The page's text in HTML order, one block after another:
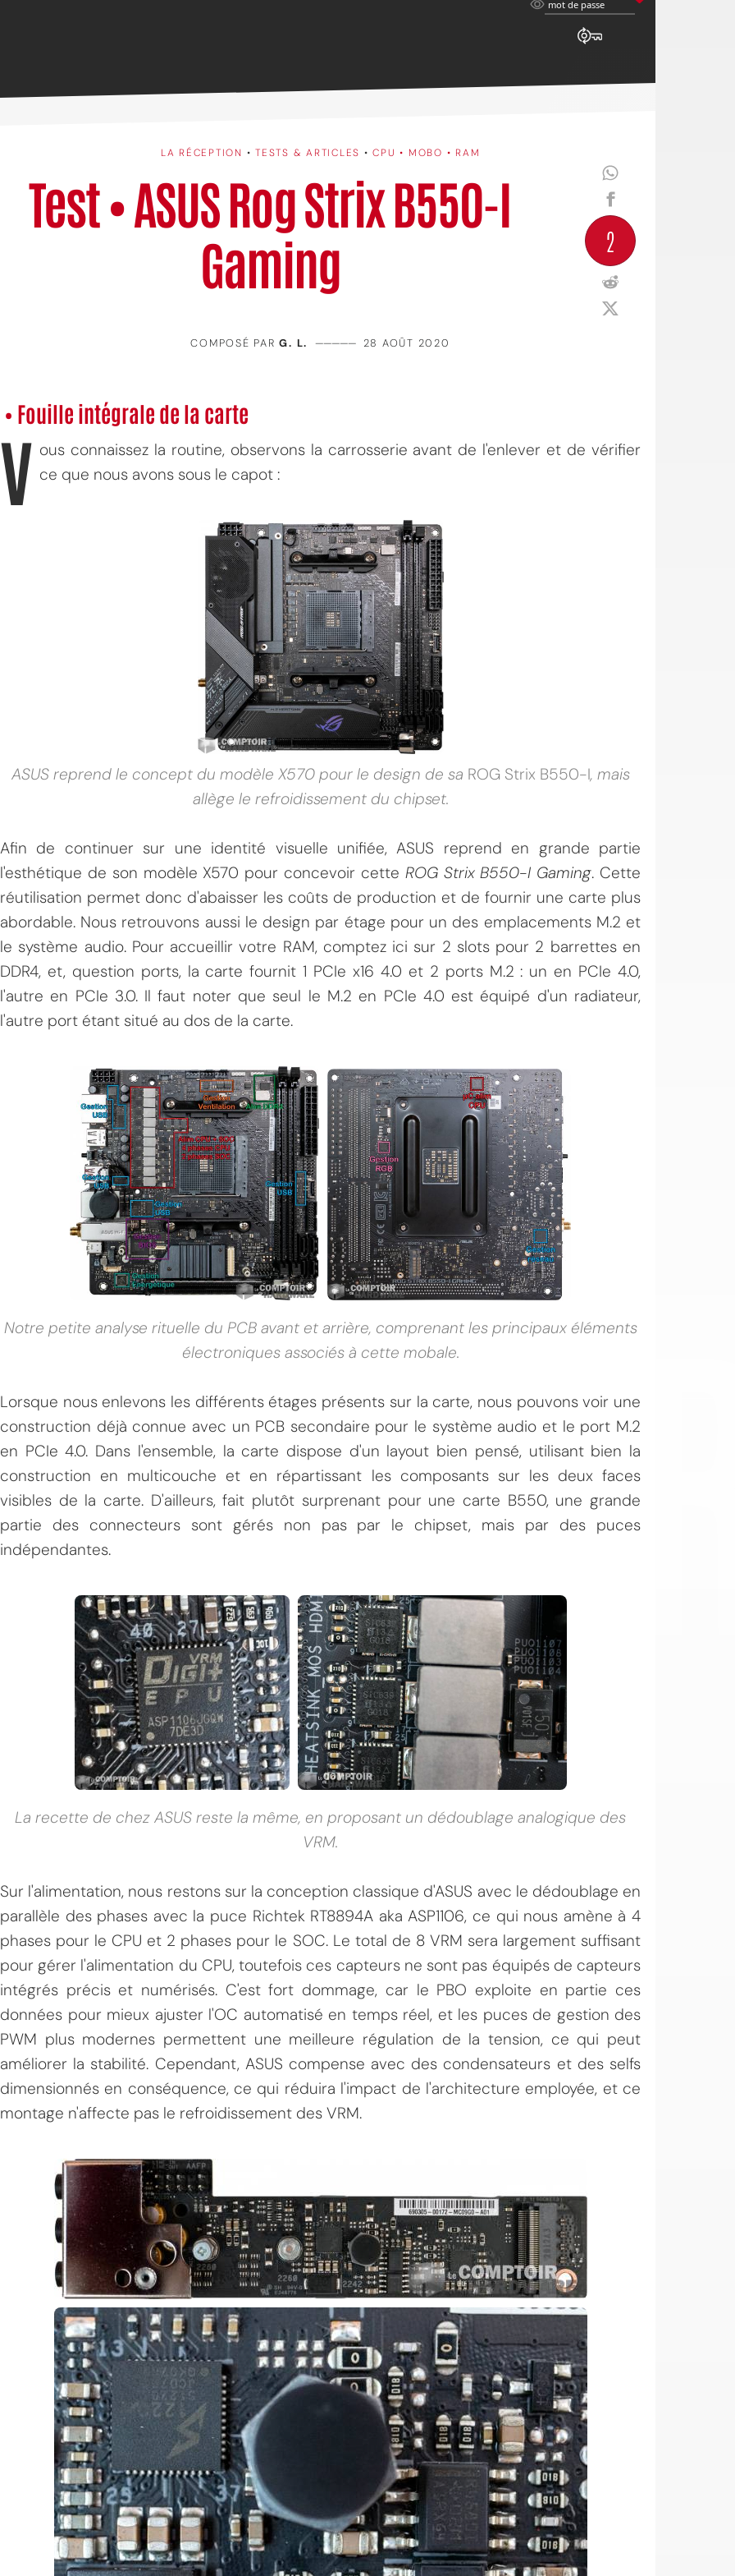
mot de passe
LA RÉCEPTION • TESTS & ARTICLES •CPU • MOBO • RAM
Test • ASUS Rog Strix B550-I
Gaming
2
COMPOSÉ PARG. L. ————— 28 AOÛT 2020
• Fouille intégrale de la carte
V ous connaissez la routine, observons la carrosserie avant de l'enlever et de vérifier
ce que nous avons sous le capot :
ASUS reprend le concept du modèle X570 pour le design de sa ROG Strix B550-I, mais
allège le refroidissement du chipset.
Afin de continuer sur une identité visuelle unifiée, ASUS reprend en grande partie
l'esthétique de son modèle X570 pour concevoir cette ROG Strix B550-I Gaming. Cette
réutilisation permet donc d'abaisser les coûts de production et de fournir une carte plus
abordable. Nous retrouvons aussi le design par étage pour un des emplacements M.2 et
le système audio. Pour accueillir votre RAM, comptez ici sur 2 slots pour 2 barrettes en
DDR4, et, question ports, la carte fournit 1 PCIe x16 4.0 et 2 ports M.2 : un en PCIe 4.0,
l'autre en PCIe 3.0. Il faut noter que seul le M.2 en PCIe 4.0 est équipé d'un radiateur,
l'autre port étant situé au dos de la carte.
Notre petite analyse rituelle du PCB avant et arrière, comprenant les principaux éléments
électroniques associés à cette mobale.
Lorsque nous enlevons les différents étages présents sur la carte, nous pouvons voir une
construction déjà connue avec un PCB secondaire pour le système audio et le port M.2
en PCIe 4.0. Dans l'ensemble, la carte dispose d'un layout bien pensé, utilisant bien la
construction en multicouche et en répartissant les composants sur les deux faces
visibles de la carte. D'ailleurs, fait plutôt surprenant pour une carte B550, une grande
partie des connecteurs sont gérés non pas par le chipset, mais par des puces
indépendantes.
La recette de chez ASUS reste la même, en proposant un dédoublage analogique des
VRM.
Sur l'alimentation, nous restons sur la conception classique d'ASUS avec le dédoublage en
parallèle des phases avec la puce Richtek RT8894A aka ASP1106, ce qui nous amène à 4
phases pour le CPU et 2 phases pour le SOC. Le total de 8 VRM sera largement suffisant
pour gérer l'alimentation du CPU, toutefois ces capteurs ne sont pas équipés de capteurs
intégrés précis et numérisés. C'est fort dommage, car le PBO exploite en partie ces
données pour mieux ajuster l'OC automatisé en temps réel, et les puces de gestion des
PWM plus modernes permettent une meilleure régulation de la tension, ce qui peut
améliorer la stabilité. Cependant, ASUS compense avec des condensateurs et des selfs
dimensionnés en conséquence, ce qui réduira l'impact de l'architecture employée, et ce
montage n'affecte pas le refroidissement des VRM.